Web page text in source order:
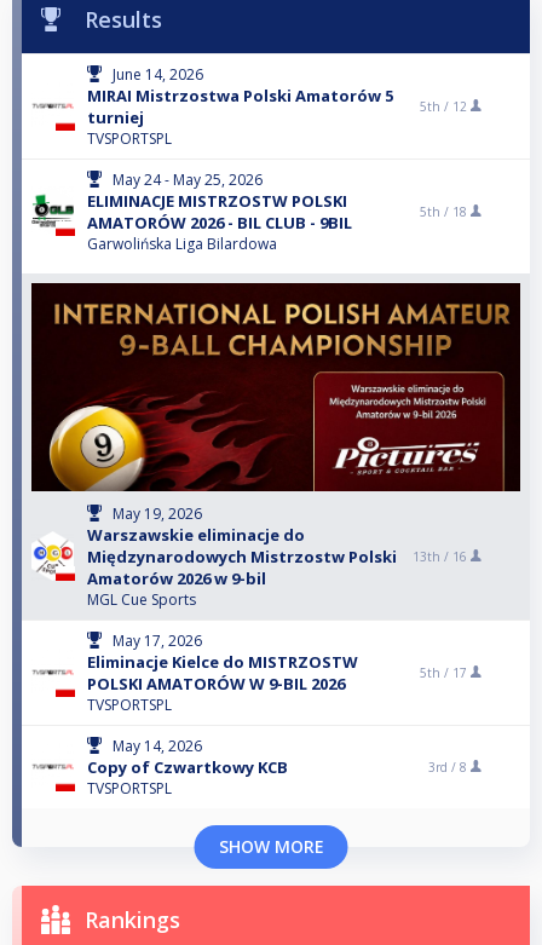
Results
June 14, 2026
MIRAI Mistrzostwa Polski Amatorów 5
turniej
TVSPORTSPL
5th / 12
May 24 - May 25, 2026
ELIMINACJE MISTRZOSTW POLSKI
AMATORÓW 2026 - BIL CLUB - 9BIL
Garwolińska Liga Bilardowa
5th / 18
May 19, 2026
Warszawskie eliminacje do
Międzynarodowych Mistrzostw Polski
Amatorów 2026 w 9-bil
MGL Cue Sports
13th / 16
May 17, 2026
Eliminacje Kielce do MISTRZOSTW
POLSKI AMATORÓW W 9-BIL 2026
TVSPORTSPL
5th / 17
May 14, 2026
Copy of Czwartkowy KCB
TVSPORTSPL
3rd / 8
SHOW MORE
Rankings